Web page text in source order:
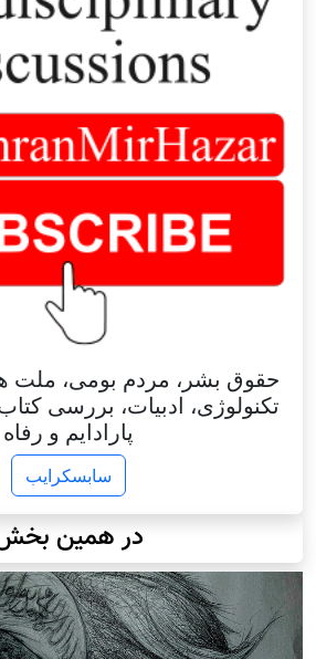
حقوق بشر، مردم بومی، ملت
تکنولوژی، ادبیات، بررسی
پارادایم و رفاه
سابسکرایب
در همین